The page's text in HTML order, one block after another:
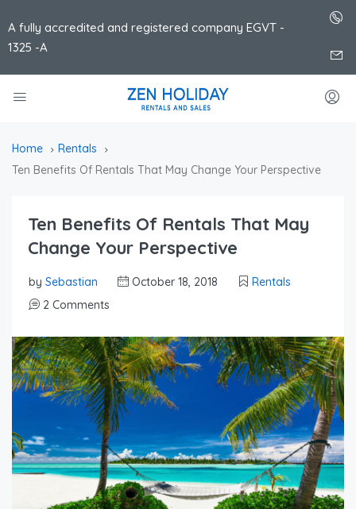
A fully accredited and registered company EGVT -
1325 -A
Home
Rentals
Ten Benefits Of Rentals That May Change Your Perspective
Ten Benefits Of Rentals That May
Change Your Perspective
by Sebastian October 18, 2018
Rentals
2 Comments